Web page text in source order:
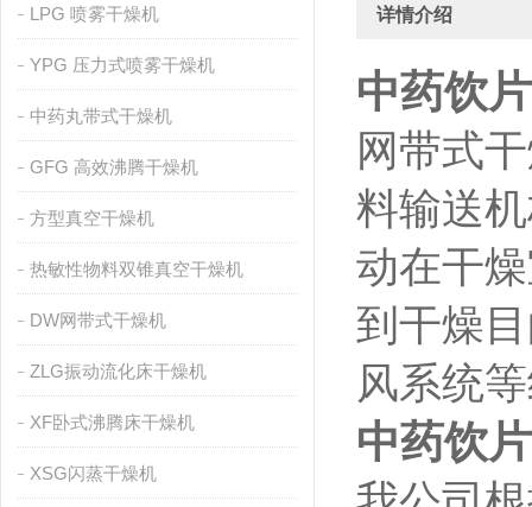
LPG 喷雾干燥机
YPG 压力式喷雾干燥机
中药丸带式干燥机
GFG 高效沸腾干燥机
方型真空干燥机
热敏性物料双锥真空干燥机
DW网带式干燥机
ZLG振动流化床干燥机
XF卧式沸腾床干燥机
XSG闪蒸干燥机
详情介绍
中药饮
网带式
料输送
动在干
到干燥
风系统
中药饮